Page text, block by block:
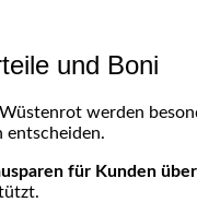
und Boni
werden
entscheiden.
für Kunden